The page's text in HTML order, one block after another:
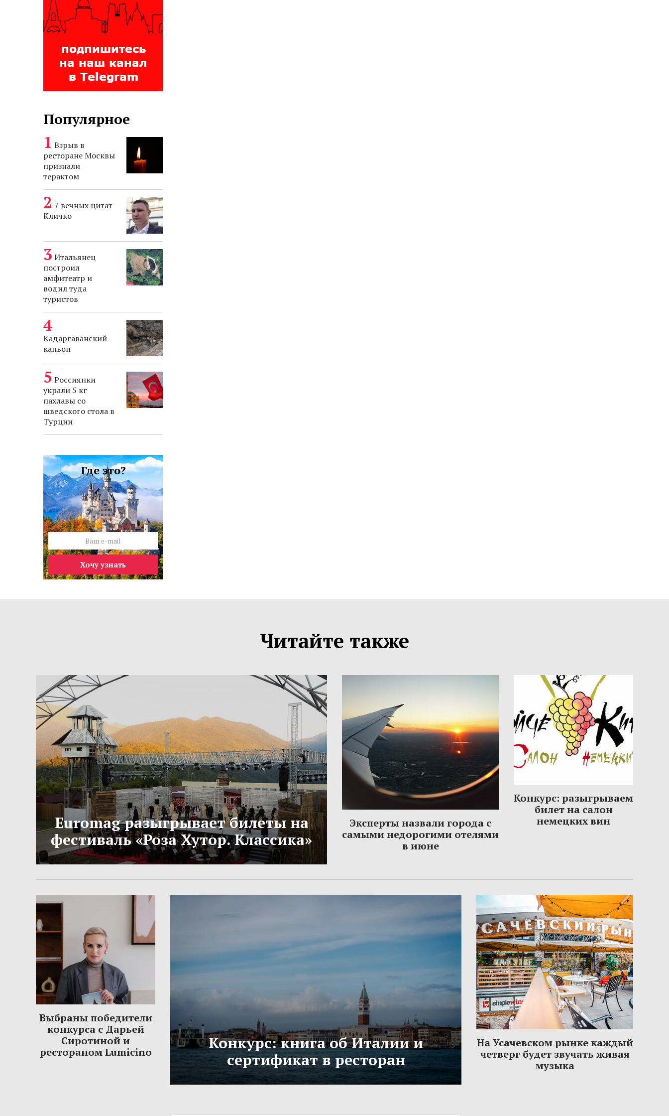
Популярное
Взрыв в
ресторане Москвы
признали
терактом
7 вечных цитат
Кличко
Итальянец
построил
амфитеатр и
водил туда
туристов
Кадаргаванский
каньон
Россиянки
украли 5 кг
пахлавы со
шведского стола в
Турции
Где это?
Хочу узнать
Читайте также
Euromag разыгрывает билеты на
фестиваль «Роза Хутор. Классика»
Эксперты назвали города с
самыми недорогими отелями
в июне
Конкурс: разыгрываем
билет на салон
немецких вин
Выбраны победители
конкурса с Дарьей
Сиротиной и
рестораном Lumicino
Конкурс: книга об Италии и
сертификат в ресторан
На Усачевском рынке каждый
четверг будет звучать живая
музыка